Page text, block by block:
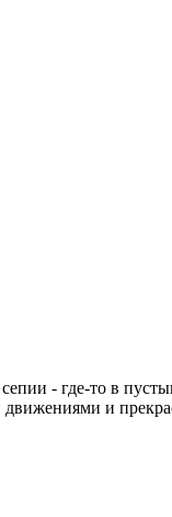
- где-то в
и